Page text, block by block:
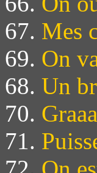
67. Mes
69. On
68. Un
70.
71.